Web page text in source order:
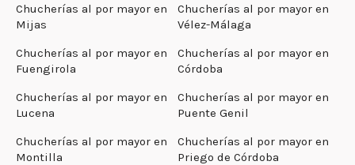
Chucherías al por mayor en
Mijas
Chucherías al por mayor en
Vélez-Málaga
Chucherías al por mayor en
Fuengirola
Chucherías al por mayor en
Córdoba
Chucherías al por mayor en
Lucena
Chucherías al por mayor en
Puente Genil
Chucherías al por mayor en
Montilla
Chucherías al por mayor en
Priego de Córdoba